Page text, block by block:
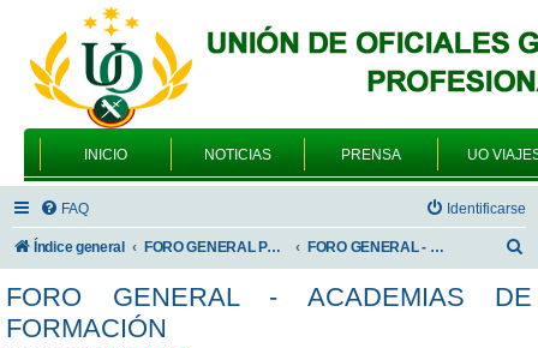
INICIO NOTICIAS PRENSA UO
FAQ Identificarse
Índice general FORO GENERAL PARA TODOS LOS USUARIOS FORO GENERAL - ACADEMIAS DE FORMACIÓN
s
FORO GENERAL - ACADEMIAS DE
FORMACIÓN